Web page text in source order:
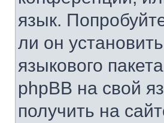
язык.
ли он
языкового
phpBB на свой
получить на